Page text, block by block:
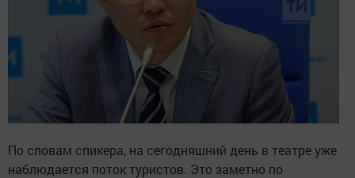
По словам спикера, на сегодняшний день в театре уже
наблюдается поток туристов. Это заметно по